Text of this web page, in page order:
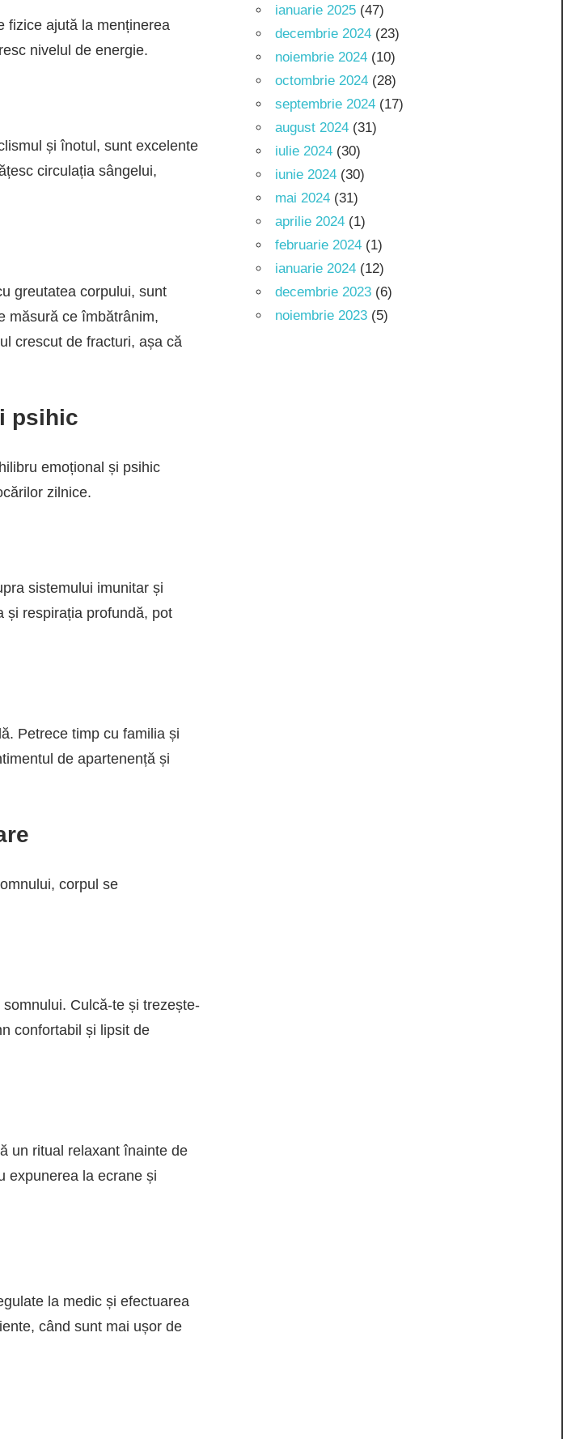
fizice ajută la menținerea
nivelul de energie.
și înotul, sunt excelente
circulația sângelui,
greutatea corpului, sunt
măsură ce îmbătrânim,
crescut de fracturi, așa că
psihic
emoțional și psihic
zilnice.
sistemului imunitar și
și respirația profundă, pot
Petrece timp cu familia și
de apartenență și
corpul se
Culcă-te și trezește-
confortabil și lipsit de
un ritual relaxant înainte de
expunerea la ecrane și
la medic și efectuarea
când sunt mai ușor de
ianuarie 2025(47)
decembrie 2024(23)
noiembrie 2024(10)
octombrie 2024(28)
septembrie 2024(17)
august 2024(31)
iulie 2024(30)
iunie 2024(30)
mai 2024(31)
aprilie 2024(1)
februarie 2024(1)
ianuarie 2024(12)
decembrie 2023(6)
noiembrie 2023(5)